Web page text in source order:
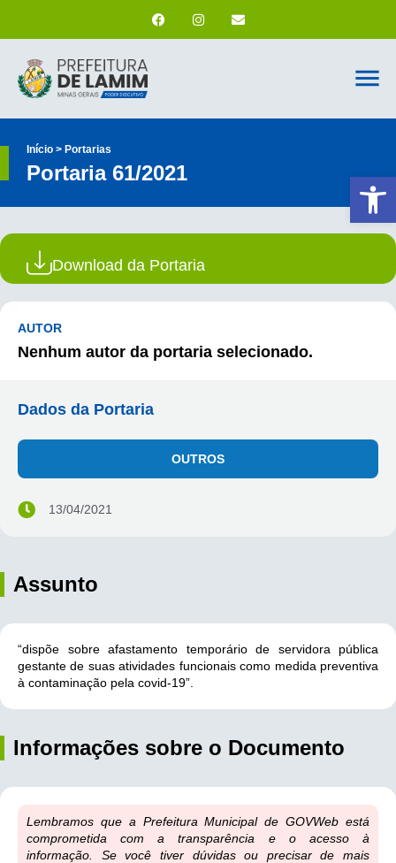
Início > Portarias
Portaria 61/2021
Download da Portaria
AUTOR
Nenhum autor da portaria selecionado.
Dados da Portaria
OUTROS
13/04/2021
Assunto
“dispõe sobre afastamento temporário de servidora pública
gestante de suas atividades funcionais como medida preventiva
à contaminação pela covid-19”.
Informações sobre o Documento
Lembramos que a Prefeitura Municipal de GOVWeb está
comprometida com a transparência e o acesso à
informação. Se você tiver dúvidas ou precisar de mais